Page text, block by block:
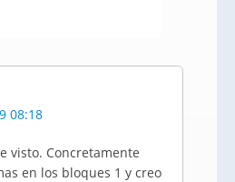
08:18
visto. Concretamente
en los bloques 1 y creo